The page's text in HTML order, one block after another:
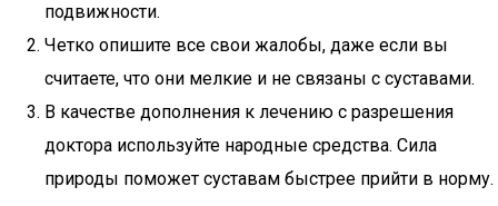
подвижности.
Четко опишите все свои жалобы, даже если вы
считаете, что они мелкие и не связаны с суставами.
В качестве дополнения к лечению с разрешения
доктора используйте народные средства. Сила
природы поможет суставам быстрее прийти в норму.